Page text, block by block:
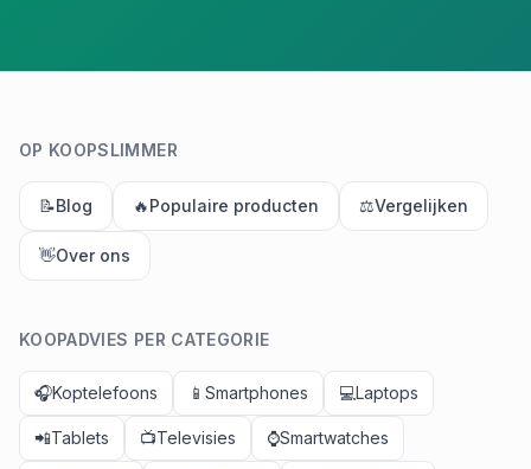
OP KOOPSLIMMER
📝Blog 🔥Populaire producten ⚖️Vergelijken
👋Over ons
KOOPADVIES PER CATEGORIE
🎧Koptelefoons 📱 Smartphones 💻Laptops
📲Tablets 📺Televisies ⌚Smartwatches